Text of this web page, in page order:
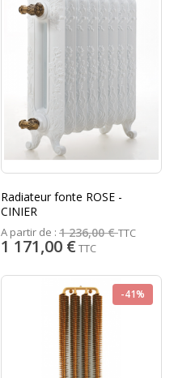
Radiateur fonte ROSE -
CINIER
A partir de : 1 236,00 €TTC
1 171,00 €TTC
-41%